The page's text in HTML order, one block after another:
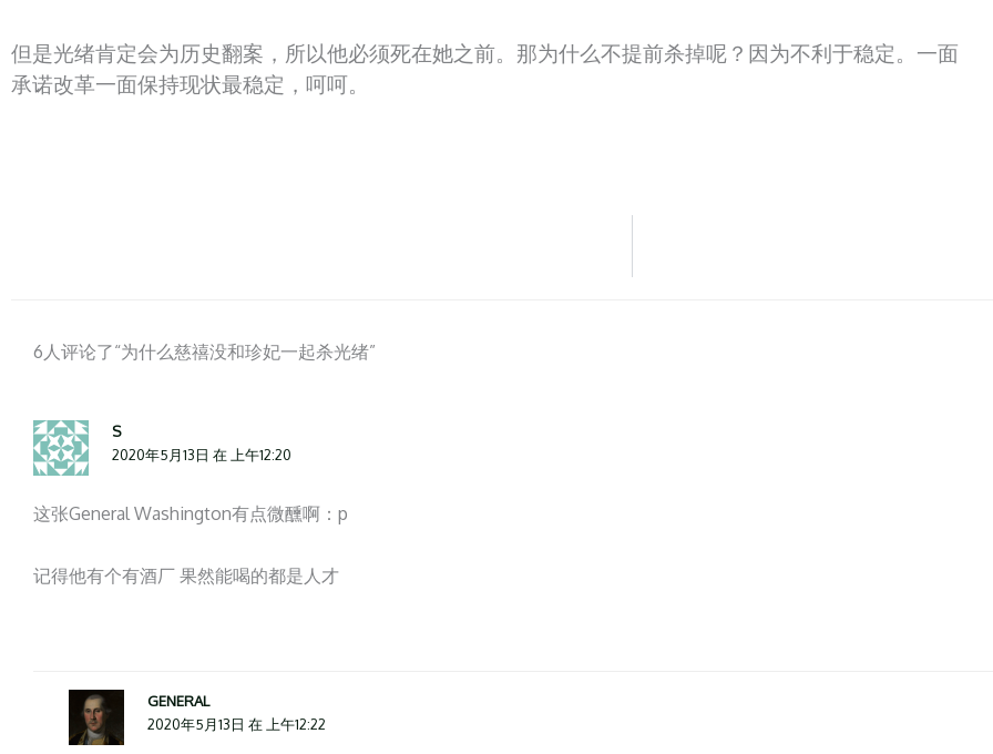
但是光绪肯定会为历史翻案，所以他必须死在她之前。那为什么不提前杀掉呢？因为不利于稳定。一面
承诺改革一面保持现状最稳定，呵呵。
6人评论了“为什么慈禧没和珍妃一起杀光绪”
S
2020年5月13日 在 上午12:20
这张General Washington有点微醺啊：p
记得他有个有酒厂 果然能喝的都是人才
GENERAL
2020年5月13日 在 上午12:22